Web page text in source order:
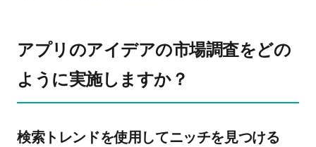
アプリのアイデアの市場調査をどの
ように実施しますか？
検索トレンドを使用してニッチを見つける